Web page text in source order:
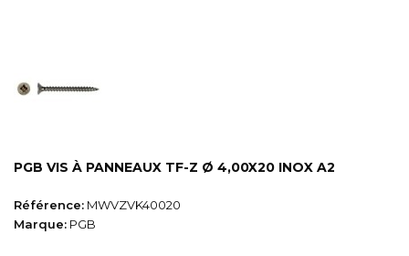
PGB VIS À PANNEAUX TF-Z Ø 4,00X20 INOX A2
Référence: MWVZVK40020
Marque: PGB